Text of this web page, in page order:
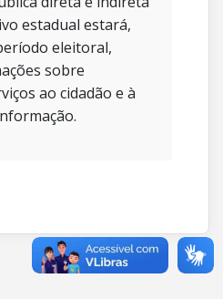
estadual estará,
eleitoral,
sobre
ao cidadão e à